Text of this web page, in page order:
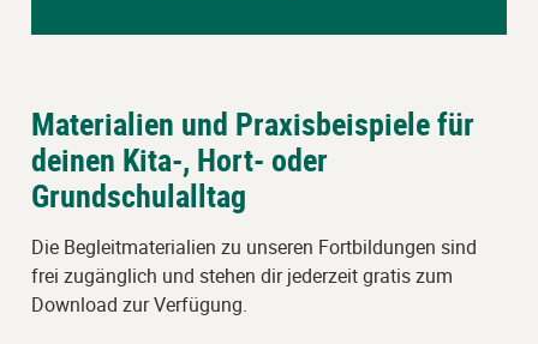
Materialien und Praxisbeispiele für
deinen Kita-, Hort- oder
Grundschulalltag
Die Begleitmaterialien zu unseren Fortbildungen sind
frei zugänglich und stehen dir jederzeit gratis zum
Download zur Verfügung.